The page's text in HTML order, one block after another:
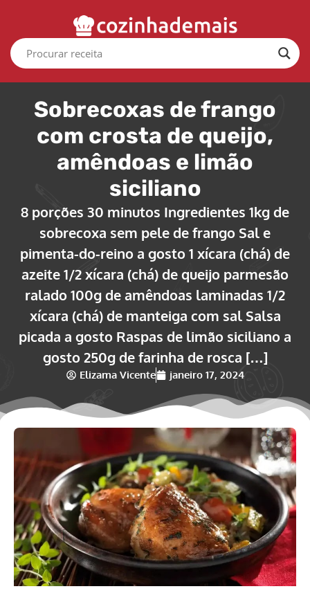
Sobrecoxas de frango
com crosta de queijo,
amêndoas e limão
siciliano
8 porções 30 minutos Ingredientes 1kg de
sobrecoxa sem pele de frango Sal e
pimenta-do-reino a gosto 1 xícara (chá) de
azeite 1/2 xícara (chá) de queijo parmesão
ralado 100g de amêndoas laminadas 1/2
xícara (chá) de manteiga com sal Salsa
picada a gosto Raspas de limão siciliano a
gosto 250g de farinha de rosca […]
Elizama Vicente janeiro 17, 2024